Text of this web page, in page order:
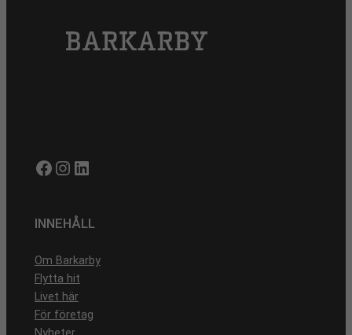
Facebook Instagram LinkedIn
INNEHÅLL
Om Barkarby
Flytta hit
Livet här
För företag